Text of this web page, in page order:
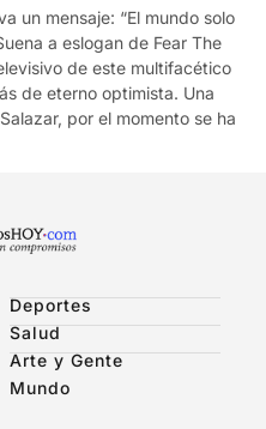
un mensaje: “El mundo solo
a eslogan de Fear The
de este multifacético
de eterno optimista. Una
por el momento se ha
Deportes
Salud
Arte y Gente
Mundo